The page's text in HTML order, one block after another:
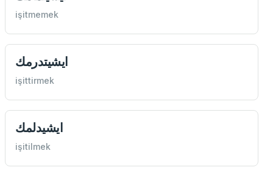
işitmemek
ايشيتدرمك
işittirmek
ايشيدلمك
işitilmek